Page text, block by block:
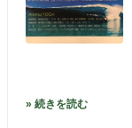
» 続きを読む